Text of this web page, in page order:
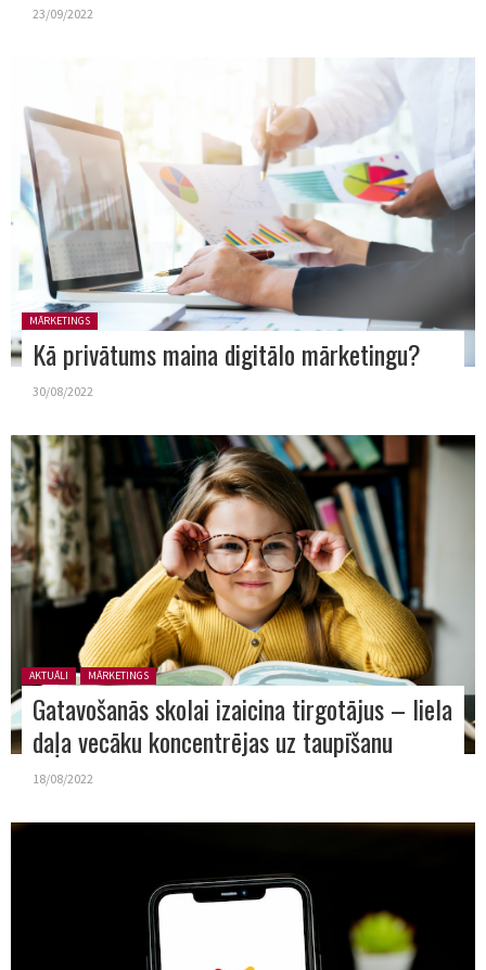
23/09/2022
Posted in:
MĀRKETINGS
Kā privātums maina digitālo mārketingu?
30/08/2022
Posted in:
AKTUĀLI MĀRKETINGS
Gatavošanās skolai izaicina tirgotājus – liela
daļa vecāku koncentrējas uz taupīšanu
18/08/2022